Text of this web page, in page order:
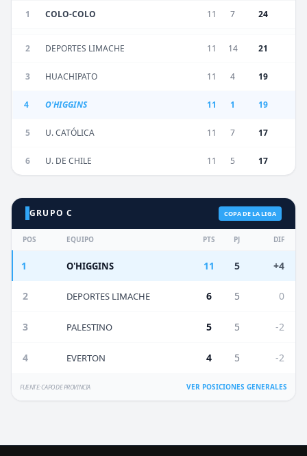
1 COLO-COLO 11 7 24
2 DEPORTES LIMACHE 11 14 21
3 HUACHIPATO 11 4 19
4 O'HIGGINS 11 1 19
5 U. CATÓLICA 11 7 17
6 U. DE CHILE 11 5 17
GRUPO C COPA DE LA LIGA
POS EQUIPO PTS PJ DIF
1 O'HIGGINS 11 5 +4
2 DEPORTES LIMACHE 6 5 0
3 PALESTINO 5 5 -2
4 EVERTON 4 5 -2
FUENTE: CAPO DE PROVINCIA VER POSICIONES GENERALES